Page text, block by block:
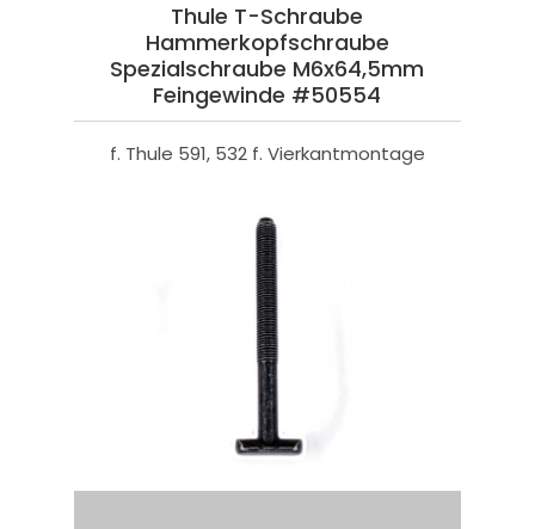
Thule T-Schraube
Hammerkopfschraube
Spezialschraube M6x64,5mm
Feingewinde #50554
f. Thule 591, 532 f. Vierkantmontage